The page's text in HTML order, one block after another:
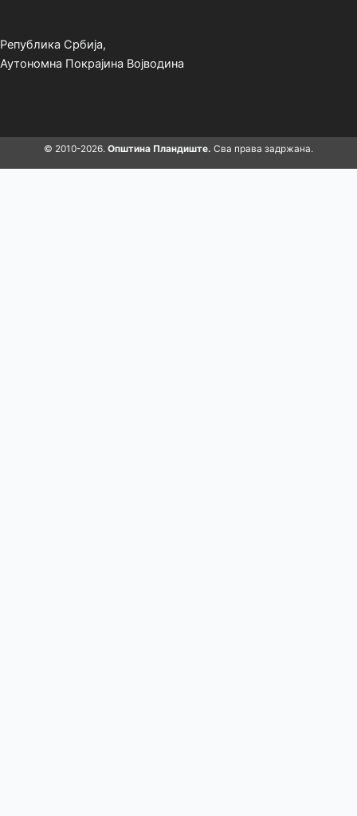
Република Србија,
Аутономна Покрајина Војводина
© 2010-2026. Општина Пландиште. Сва права задржана.